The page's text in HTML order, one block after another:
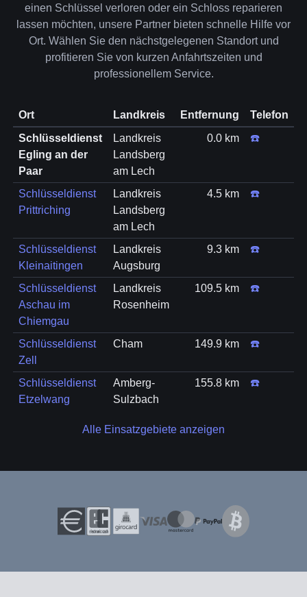
einen Schlüssel verloren oder ein Schloss reparieren
lassen möchten, unsere Partner bieten schnelle Hilfe vor
Ort. Wählen Sie den nächstgelegenen Standort und
profitieren Sie von kurzen Anfahrtszeiten und
professionellem Service.
Ort Landkreis Entfernung
Telefon
Schlüsseldienst
Egling an der
Paar
Landkreis
Landsberg
am Lech
0.0 km ☎️
Schlüsseldienst
Prittriching
Landkreis
Landsberg
am Lech
4.5 km ☎️
Schlüsseldienst
Kleinaitingen
Landkreis
Augsburg
9.3 km ☎️
Schlüsseldienst
Aschau im
Chiemgau
Landkreis
Rosenheim
109.5 km ☎️
Schlüsseldienst
Zell
Cham 149.9 km ☎️
Schlüsseldienst
Etzelwang
Amberg-
Sulzbach
155.8 km ☎️
Alle Einsatzgebiete anzeigen